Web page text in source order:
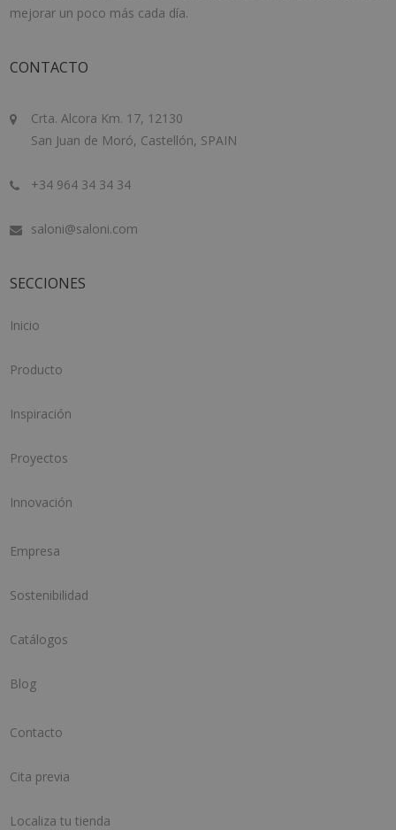
mejorar un poco más cada día.
CONTACTO
Crta. Alcora Km. 17, 12130
San Juan de Moró, Castellón, SPAIN
+34 964 34 34 34
saloni@saloni.com
SECCIONES
Inicio
Producto
Inspiración
Proyectos
Innovación
Empresa
Sostenibilidad
Catálogos
Blog
Contacto
Cita previa
Localiza tu tienda